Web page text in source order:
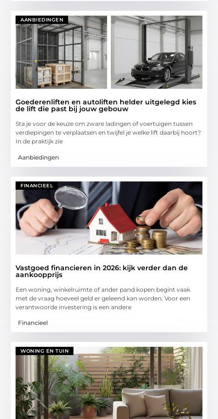
AANBIEDINGEN
Goederenliften en autoliften helder uitgelegd kies
de lift die past bij jouw gebouw
Sta je voor de keuze om zware ladingen of voertuigen tussen
verdiepingen te verplaatsen en twijfel je welke lift daarbij hoort?
In de praktijk zie
Aanbiedingen
FINANCIEEL
Vastgoed financieren in 2026: kijk verder dan de
aankoopprijs
Een woning, winkelruimte of ander pand kopen begint vaak
met de vraag hoeveel geld er geleend kan worden. Voor een
verantwoorde investering is een andere
Financieel
WONING EN TUIN